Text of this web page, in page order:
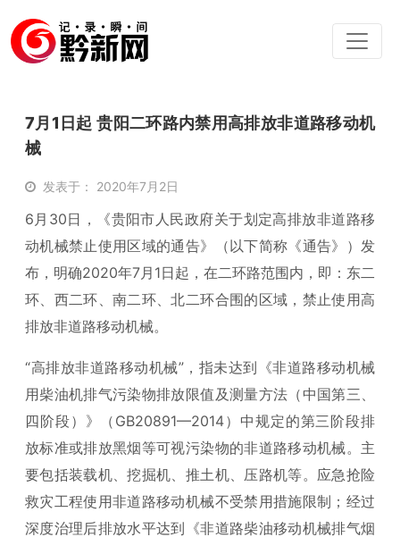
7月1日起 贵阳二环路内禁用高排放非道路移动机
械
发表于： 2020年7月2日
6月30日，《贵阳市人民政府关于划定高排放非道路移
动机械禁止使用区域的通告》（以下简称《通告》）发
布，明确2020年7月1日起，在二环路范围内，即：东二
环、西二环、南二环、北二环合围的区域，禁止使用高
排放非道路移动机械。
“高排放非道路移动机械”，指未达到《非道路移动机械
用柴油机排气污染物排放限值及测量方法（中国第三、
四阶段）》（GB20891—2014）中规定的第三阶段排
放标准或排放黑烟等可视污染物的非道路移动机械。主
要包括装载机、挖掘机、推土机、压路机等。应急抢险
救灾工程使用非道路移动机械不受禁用措施限制；经过
深度治理后排放水平达到《非道路柴油移动机械排气烟